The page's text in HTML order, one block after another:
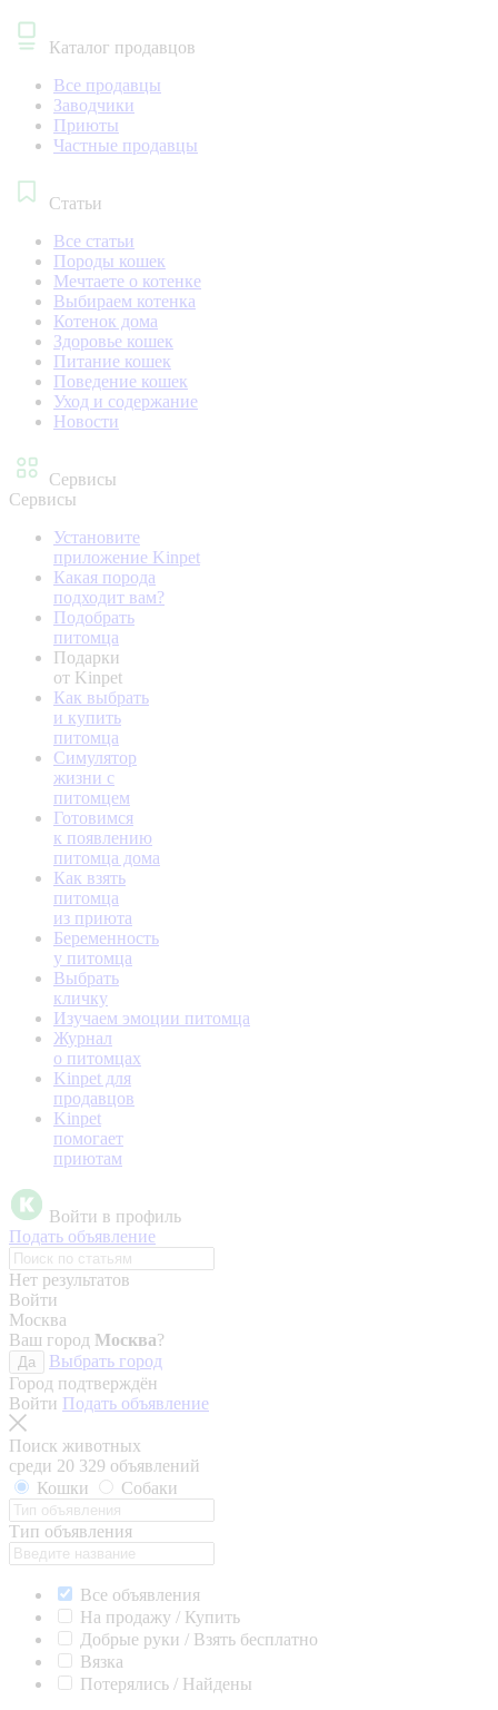
Каталог продавцов
Все продавцы
Заводчики
Приюты
Частные продавцы
Статьи
Все статьи
Породы кошек
Мечтаете о котенке
Выбираем котенка
Котенок дома
Здоровье кошек
Питание кошек
Поведение кошек
Уход и содержание
Новости
Сервисы
Сервисы
Установите
приложение Kinpet
Какая порода
подходит вам?
Подобрать
питомца
Подарки
от Kinpet
Как выбрать
и купить
питомца
Симулятор
жизни с
питомцем
Готовимся
к появлению
питомца дома
Как взять
питомца
из приюта
Беременность
у питомца
Выбрать
кличку
Изучаем эмоции питомца
Журнал
о питомцах
Kinpet для
продавцов
Kinpet
помогает
приютам
Войти в профиль
Подать объявление
Нет результатов
Войти
Москва
Ваш город Москва?
Да
Выбрать город
Город подтверждён
Войти Подать объявление
Поиск животных
среди 20 329 объявлений
Кошки
Собаки
Тип объявления
Все объявления
На продажу / Купить
Добрые руки / Взять бесплатно
Вязка
Потерялись / Найдены